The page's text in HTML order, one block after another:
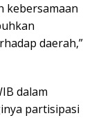
kebersamaan
daerah,”
dalam
partisipasi